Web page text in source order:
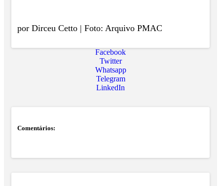
por Dirceu Cetto | Foto: Arquivo PMAC
Facebook
Twitter
Whatsapp
Telegram
LinkedIn
Comentários: